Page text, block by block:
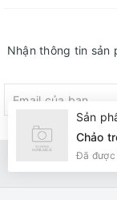
Nhận thông tin sản
Sản
Đã được